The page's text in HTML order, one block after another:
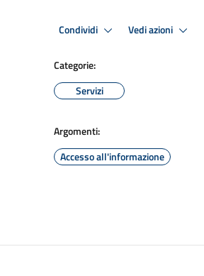
Condividi Vedi azioni
Categorie:
Servizi
Argomenti:
Accesso all'informazione